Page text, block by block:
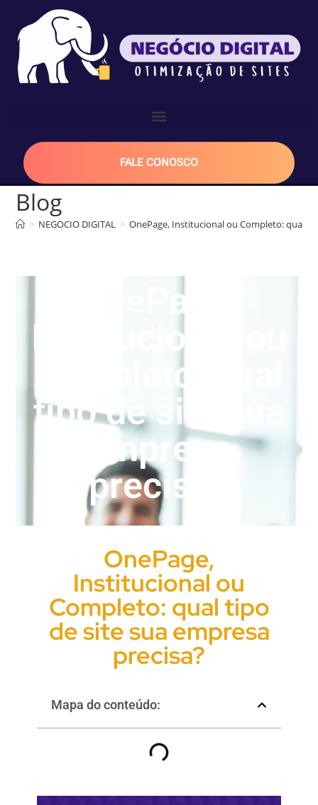
FALE CONOSCO
Blog
> NEGOCIO DIGITAL > OnePage, Institucional ou Completo: qual
OnePage,
Institucional ou
Completo: qual
tipo de site sua
empresa
precisa?
OnePage,
Institucional ou
Completo: qual tipo
de site sua empresa
precisa?
Mapa do conteúdo: